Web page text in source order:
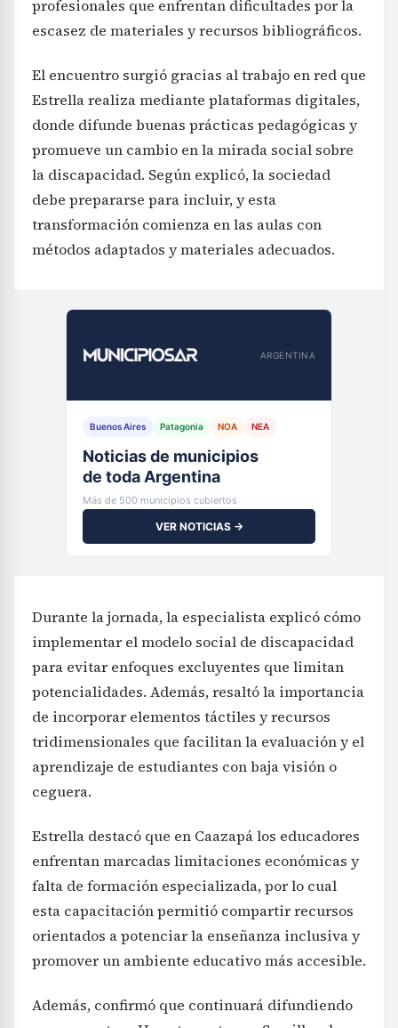
profesionales que enfrentan dificultades por la
escasez de materiales y recursos bibliográficos.
El encuentro surgió gracias al trabajo en red que
Estrella realiza mediante plataformas digitales,
donde difunde buenas prácticas pedagógicas y
promueve un cambio en la mirada social sobre
la discapacidad. Según explicó, la sociedad
debe prepararse para incluir, y esta
transformación comienza en las aulas con
métodos adaptados y materiales adecuados.
ARGENTINA
Buenos Aires Patagonia NOA NEA
Noticias de municipios
de toda Argentina
Más de 500 municipios cubiertos
VER NOTICIAS →
Durante la jornada, la especialista explicó cómo
implementar el modelo social de discapacidad
para evitar enfoques excluyentes que limitan
potencialidades. Además, resaltó la importancia
de incorporar elementos táctiles y recursos
tridimensionales que facilitan la evaluación y el
aprendizaje de estudiantes con baja visión o
ceguera.
Estrella destacó que en Caazapá los educadores
enfrentan marcadas limitaciones económicas y
falta de formación especializada, por lo cual
esta capacitación permitió compartir recursos
orientados a potenciar la enseñanza inclusiva y
promover un ambiente educativo más accesible.
Además, confirmó que continuará difundiendo